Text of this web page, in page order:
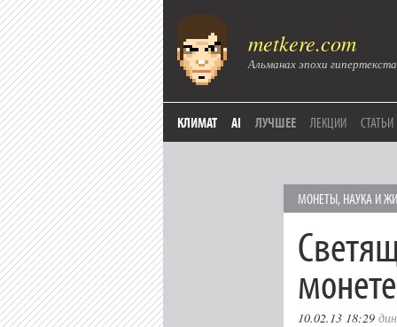
metkere.com
Альманах эпохи гипертекста
КЛИМАТ AI ЛУЧШЕЕ ЛЕКЦИИ СТАТЬИ
МОНЕТЫ, НАУКА И
монете
10.02.13 18:29